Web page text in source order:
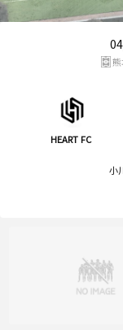
HEART FC
⼩